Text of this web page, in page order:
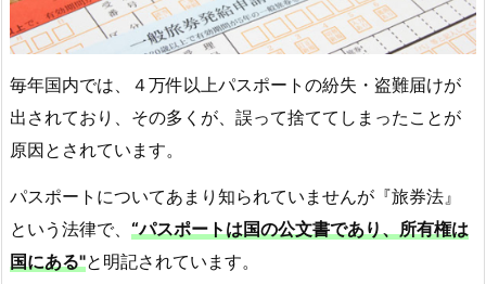
内】
パ
ポ
ー
ト
失・
盗
毎年国内では、４万件以上パスポートの紛失・盗難届けが
出されており、その多くが、誤って捨ててしまったことが
原因とされています。
パスポートについてあまり知られていませんが『旅券法』
という法律で、 “パスポートは国の公文書であり、所有権は
国にある"と明記されています。